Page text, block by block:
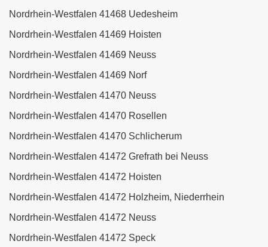
Nordrhein-Westfalen 41468 Uedesheim
Nordrhein-Westfalen 41469 Hoisten
Nordrhein-Westfalen 41469 Neuss
Nordrhein-Westfalen 41469 Norf
Nordrhein-Westfalen 41470 Neuss
Nordrhein-Westfalen 41470 Rosellen
Nordrhein-Westfalen 41470 Schlicherum
Nordrhein-Westfalen 41472 Grefrath bei Neuss
Nordrhein-Westfalen 41472 Hoisten
Nordrhein-Westfalen 41472 Holzheim, Niederrhein
Nordrhein-Westfalen 41472 Neuss
Nordrhein-Westfalen 41472 Speck